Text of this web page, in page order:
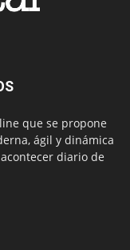
que se propone
ágil y dinámica
diario de